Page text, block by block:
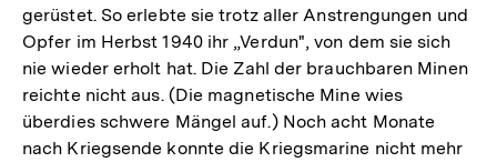
gerüstet. So erlebte sie trotz aller Anstrengungen und
Opfer im Herbst 1940 ihr „Verdun", von dem sie sich
nie wieder erholt hat. Die Zahl der brauchbaren Minen
reichte nicht aus. (Die magnetische Mine wies
überdies schwere Mängel auf.) Noch acht Monate
nach Kriegsende konnte die Kriegsmarine nicht mehr